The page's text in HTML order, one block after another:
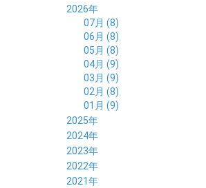
2026年
07月 (8)
06月 (8)
05月 (8)
04月 (9)
03月 (9)
02月 (8)
01月 (9)
2025年
12月 (10)
11月 (8)
10月 (8)
09月 (8)
2024年
12月 (8)
11月 (9)
10月 (8)
2023年
12月 (8)
11月 (8)
2022年
12月 (9)
2021年